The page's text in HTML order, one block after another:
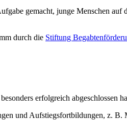
gemacht, junge Menschen
durch die Stiftung
erfolgreich abgeschlossen
und Aufstiegsfortbildungen, z.